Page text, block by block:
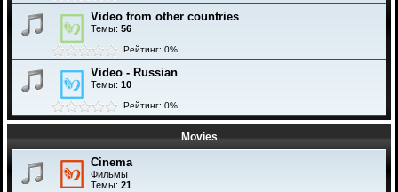
Video from other countries
Темы: 56
Рейтинг: 0%
Video - Russian
Темы: 10
Рейтинг: 0%
Movies
Cinema
Фильмы
Темы: 21